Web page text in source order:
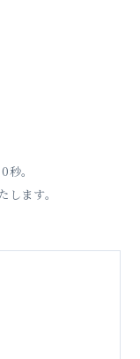
。
ます。